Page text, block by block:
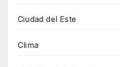
Ciudad del Este
Clima